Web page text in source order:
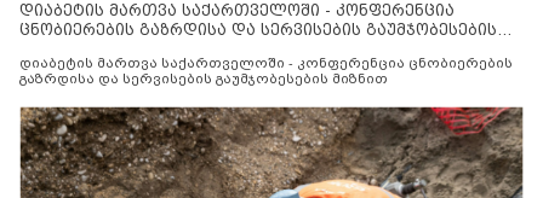
დიაბეტის მართვა საქართველოში - კონფერენცია
ცნობიერების გაზრდისა და სერვისების გაუმჯობესების
დიაბეტის მართვა საქართველოში - კონფერენცია ცნობიერების
გაზრდისა და სერვისების გაუმჯობესების მიზნით